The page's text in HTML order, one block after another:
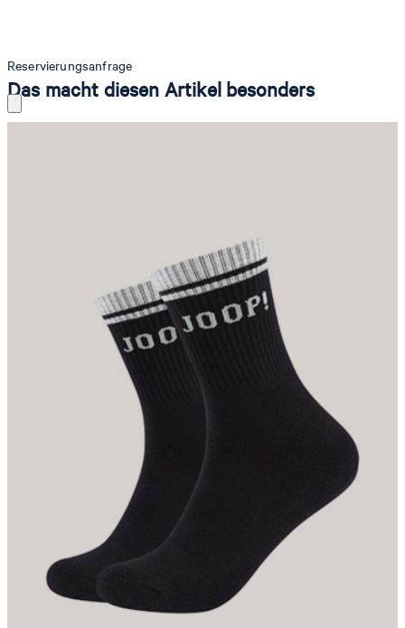
Reservierungsanfrage
Das macht diesen Artikel besonders